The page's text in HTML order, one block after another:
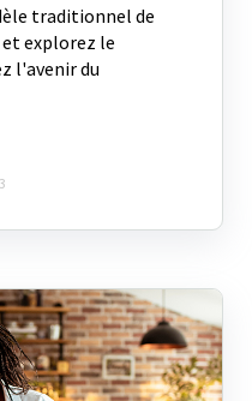
traditionnel de
explorez le
l'avenir du